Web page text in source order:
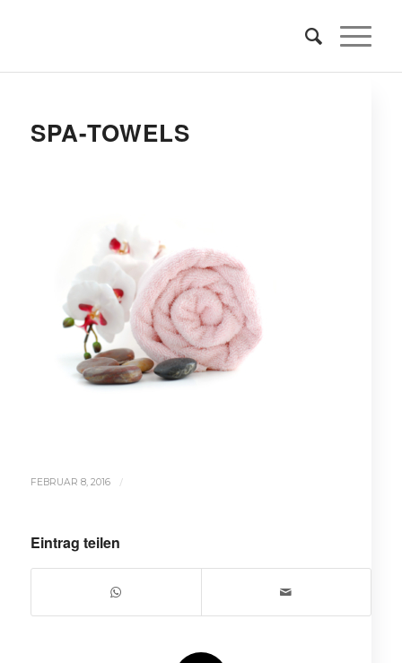
SPA-TOWELS
FEBRUAR 8, 2016 /
Eintrag teilen